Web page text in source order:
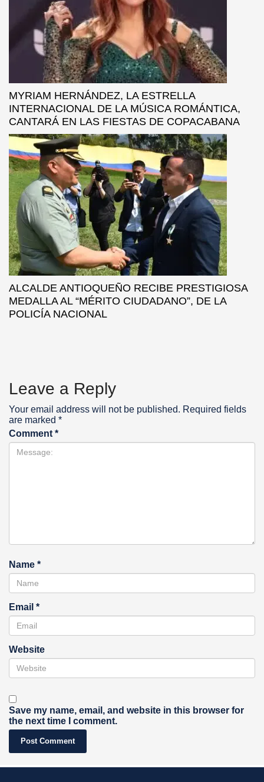
MYRIAM HERNÁNDEZ, LA ESTRELLA
INTERNACIONAL DE LA MÚSICA ROMÁNTICA,
CANTARÁ EN LAS FIESTAS DE COPACABANA
ALCALDE ANTIOQUEÑO RECIBE PRESTIGIOSA
MEDALLA AL “MÉRITO CIUDADANO”, DE LA
POLICÍA NACIONAL
Leave a Reply
Your email address will not be published. Required fields
are marked *
Comment *
Name *
Email *
Website
Save my name, email, and website in this browser for
the next time I comment.